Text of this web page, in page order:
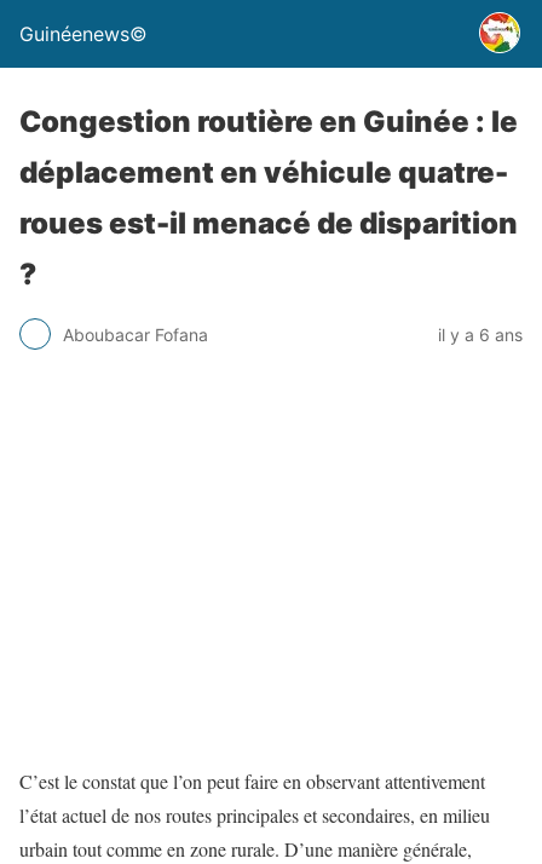
Guinéenews©
Congestion routière en Guinée : le
déplacement en véhicule quatre-
roues est-il menacé de disparition
?
Aboubacar Fofana il y a 6 ans
C’est le constat que l’on peut faire en observant attentivement
l’état actuel de nos routes principales et secondaires, en milieu
urbain tout comme en zone rurale. D’une manière générale,